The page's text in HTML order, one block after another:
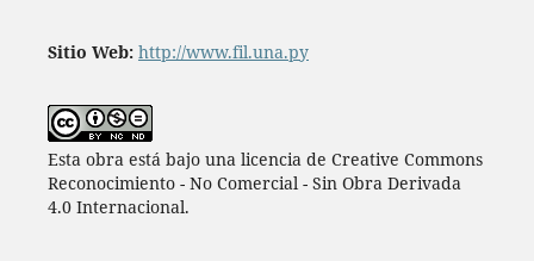
Sitio Web: http://www.fil.una.py
Esta obra está bajo una licencia de Creative Commons
Reconocimiento - No Comercial - Sin Obra Derivada
4.0 Internacional.